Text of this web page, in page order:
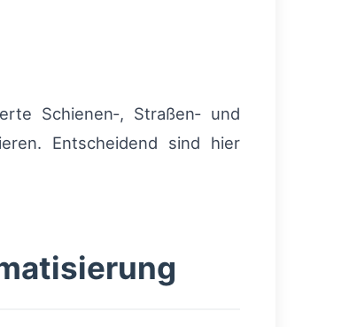
Schienen‑, Straßen‑ und
Entscheidend sind hier